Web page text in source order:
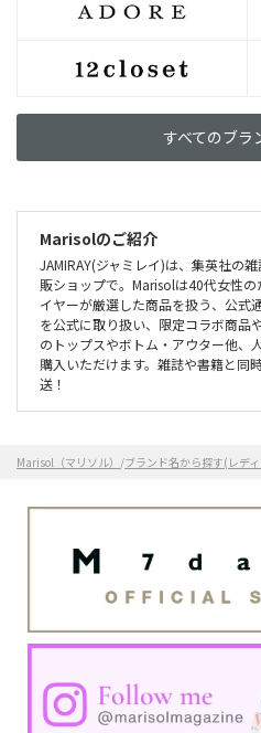
すべてのブラ
Marisolのご紹介
JAMIRAY(ジャミレイ)は、集英社の
販ショップで。Marisolは40代女性
イヤーが厳選した商品を扱う、公式
を公式に取り扱い、限定コラボ商品
のトップスやボトム・アウター他、
購入いただけます。雑誌や書籍と同
送！
Marisol（マリソル） /ブランド名から探す(レデ